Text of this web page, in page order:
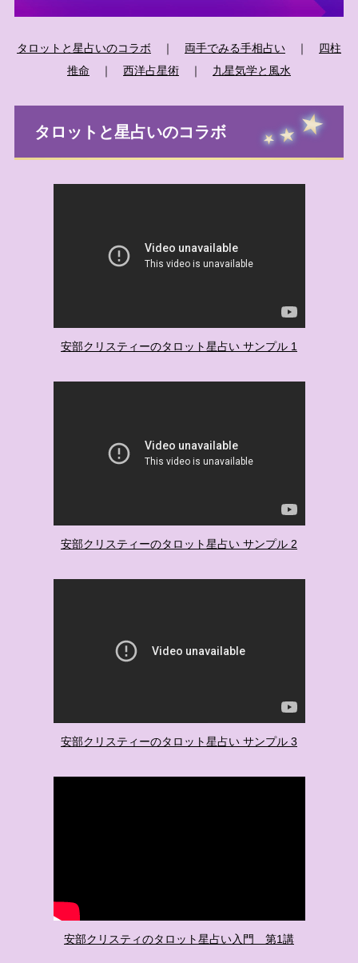
タロットと星占いのコラボ ｜ 両手でみる手相占い ｜ 四柱
推命 ｜ 西洋占星術 ｜ 九星気学と風水
タロットと星占いのコラボ
安部クリスティーのタロット星占い サンプル 1
安部クリスティーのタロット星占い サンプル 2
安部クリスティーのタロット星占い サンプル 3
安部クリスティのタロット星占い入門 第1講